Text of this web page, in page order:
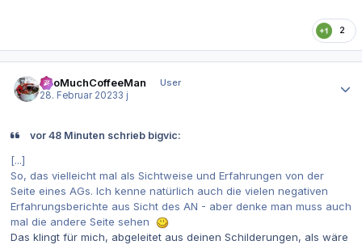
2
TooMuchCoffeeMan
User
28. Februar 20233 j
vor 48 Minuten schrieb bigvic:
[...]
So, das vielleicht mal als Sichtweise und Erfahrungen von der
Seite eines AGs. Ich kenne natürlich auch die vielen negativen
Erfahrungsberichte aus Sicht des AN - aber denke man muss auch
mal die andere Seite sehen
Das klingt für mich, abgeleitet aus deinen Schilderungen, als wäre